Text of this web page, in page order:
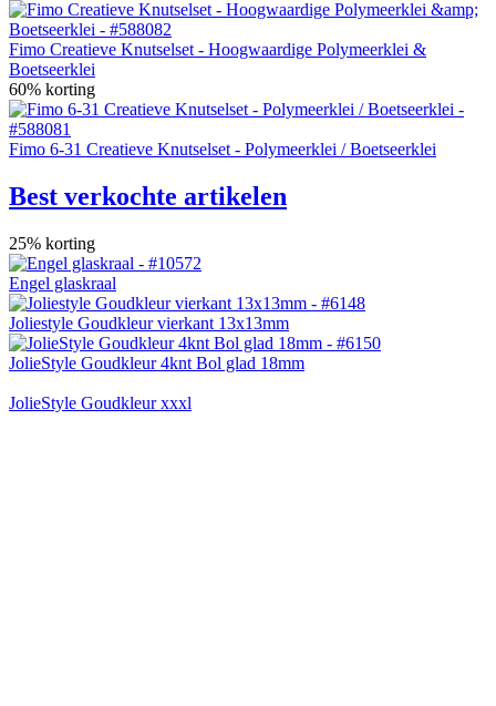
Fimo Creatieve Knutselset - Hoogwaardige Polymeerklei &
Boetseerklei
60% korting
Fimo 6-31 Creatieve Knutselset - Polymeerklei / Boetseerklei
Best verkochte artikelen
25% korting
Engel glaskraal
Joliestyle Goudkleur vierkant 13x13mm
JolieStyle Goudkleur 4knt Bol glad 18mm
JolieStyle Goudkleur xxxl